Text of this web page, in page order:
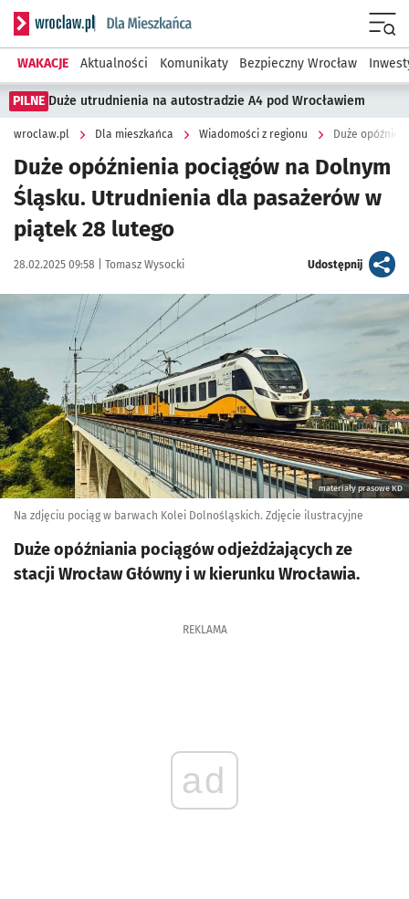
Serwis informacyjny wroclaw.pl podserwis: Dla mieszkańca
WAKACJE Aktualności Komunikaty Bezpieczny Wrocław
PILNE Duże utrudnienia na autostradzie A4 pod Wrocławiem
wroclaw.pl Dla mieszkańca Wiadomości z regionu Duże
Duże opóźnienia pociągów na Dolnym
Śląsku. Utrudnienia dla pasażerów w
piątek 28 lutego
Data publikacji:
28.02.2025 09:58 | Autor:
Tomasz Wysocki Udostępnijartykuł
Kliknij, aby powiększyć
materiały prasowe KD
Na zdjęciu pociąg w barwach Kolei Dolnośląskich. Zdjęcie ilustracyjne
Duże opóźniania pociągów odjeżdżających ze
stacji Wrocław Główny i w kierunku Wrocławia.
REKLAMA
ad